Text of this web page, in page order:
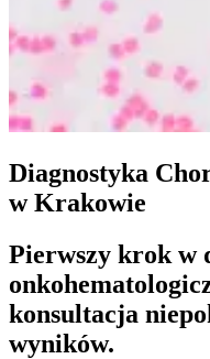
Diagnostyka
w Krakowie
Pierwszy krok w
konsultacja
wyników.